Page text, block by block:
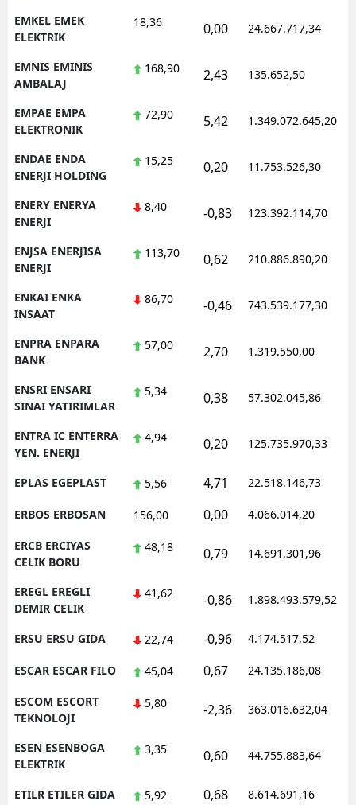
EMKEL EMEK
ELEKTRIK
18,36 0,00 24.667.717,34
EMNIS EMINIS
AMBALAJ
168,90 2,43 135.652,50
EMPAE EMPA
ELEKTRONIK
72,90 5,42 1.349.072.645,20
ENDAE ENDA
ENERJI HOLDING
15,25 0,20 11.753.526,30
ENERY ENERYA
ENERJI
8,40 -0,83 123.392.114,70
ENJSA ENERJISA
ENERJI
113,70 0,62 210.886.890,20
ENKAI ENKA
INSAAT
86,70 -0,46 743.539.177,30
ENPRA ENPARA
BANK
57,00 2,70 1.319.550,00
ENSRI ENSARI
SINAI YATIRIMLAR
5,34 0,38 57.302.045,86
ENTRA IC ENTERRA
YEN. ENERJI
4,94 0,20 125.735.970,33
EPLAS EGEPLAST 5,56 4,71 22.518.146,73
ERBOS ERBOSAN 156,00 0,00 4.066.014,20
ERCB ERCIYAS
CELIK BORU
48,18 0,79 14.691.301,96
EREGL EREGLI
DEMIR CELIK
41,62 -0,86 1.898.493.579,52
ERSU ERSU GIDA 22,74 -0,96 4.174.517,52
ESCAR ESCAR FILO 45,04 0,67 24.135.186,08
ESCOM ESCORT
TEKNOLOJI
5,80 -2,36 363.016.632,04
ESEN ESENBOGA
ELEKTRIK
3,35 0,60 44.755.883,64
ETILR ETILER GIDA 5,92 0,68 8.614.691,16